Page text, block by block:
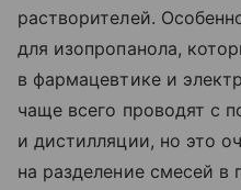
растворителей.
для изопропанола,
в фармацевтике и
чаще всего проводят с
и дистилляции, но это
на разделение смесей